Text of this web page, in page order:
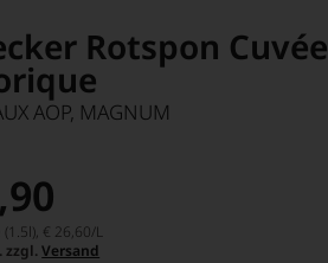
Rotspon Cuvée
AOP, MAGNUM
€ 26,60/L
zzgl.Versand